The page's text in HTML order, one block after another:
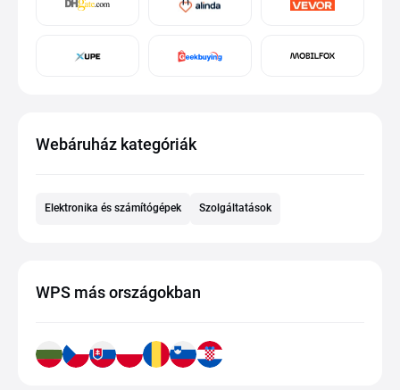
Webáruház kategóriák
Elektronika és számítógépek Szolgáltatások
WPS más országokban